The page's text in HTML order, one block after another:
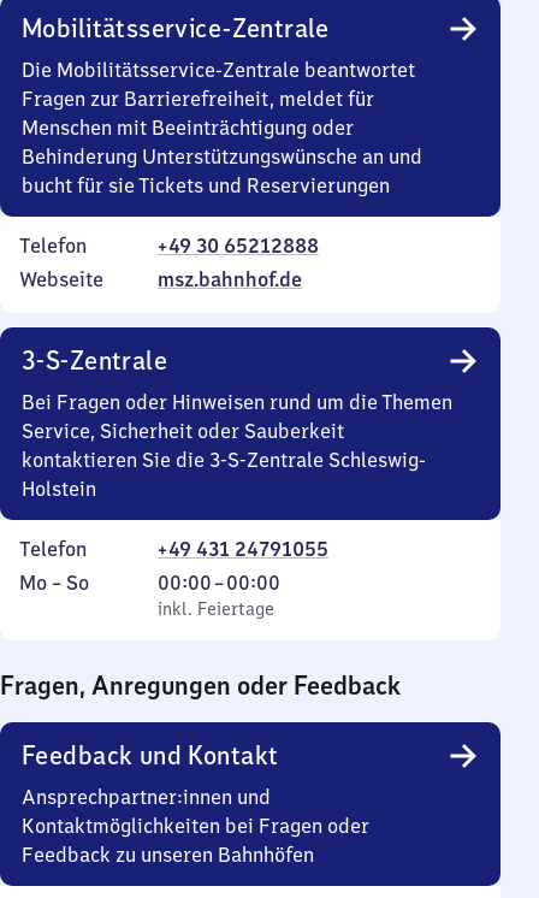
Mobilitätsservice-Zentrale
Die Mobilitätsservice-Zentrale beantwortet
Fragen zur Barrierefreiheit, meldet für
Menschen mit Beeinträchtigung oder
Behinderung Unterstützungswünsche an und
bucht für sie Tickets und Reservierungen
Telefon
+49 30 65212888
Webseite
msz.bahnhof.de
3-S-Zentrale
Bei Fragen oder Hinweisen rund um die Themen
Service, Sicherheit oder Sauberkeit
kontaktieren Sie die 3-S-Zentrale Schleswig-
Holstein
Telefon
+49 431 24791055
Montag
Mo – So,
inkl. Feiertage
00:00–00:00
Von
0
0
Uhr
inkl. Feiertage
Fragen, Anregungen oder Feedback
Feedback und Kontakt
Ansprechpartner:innen und
Kontaktmöglichkeiten bei Fragen oder
Feedback zu unseren Bahnhöfen